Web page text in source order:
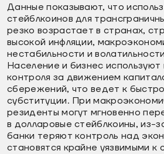
Данные показывают, что
стейблкоинов для
резко возрастает в странах,
высокой инфляции,
нестабильности и
Население и бизнес используют
контроля за движением
сбережений, что ведет к
субституции. При
резиденты могут мгновенно
в долларовые стейблкоины, из-
банки теряют контроль над
становятся крайне уязвимыми к